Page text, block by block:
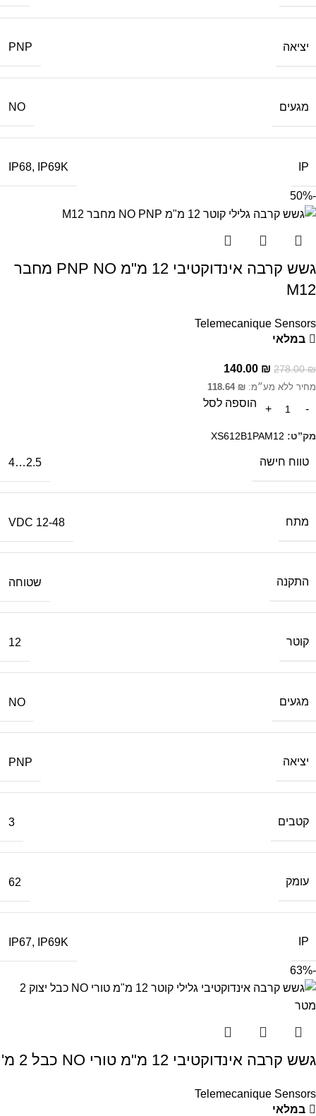
יציאה PNP
מגעים NO
IP
IP68, IP69K
-50%
גשש קרבה אינדוקטיבי 12 מ"מ PNP NO מחבר
M12
Telemecanique Sensors
במלאי
278.00₪
140.00 ₪
מחיר ללא מע״מ: 118.64 ₪
הוספה לסל
מק”ט: XS612B1PAM12
טווח חישה 2.5…4
מתח 12-48 VDC
התקנה שטוחה
קוטר 12
מגעים NO
יציאה PNP
קטבים 3
עומק 62
IP
IP67, IP69K
-63%
גשש קרבה אינדוקטיבי 12 מ"מ טורי NO כבל 2 מ'
Telemecanique Sensors
במלאי